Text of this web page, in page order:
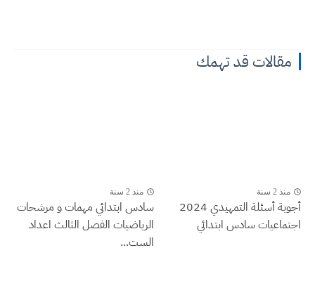
مقالات قد تهمك
منذ 2 سنة
أجوبة أسئلة التمهيدي 2024
اجتماعيات سادس ابتدائي
منذ 2 سنة
سادس ابتدائي مهمات و مرشحات
الرياضيات الفصل الثالث اعداد
الست...